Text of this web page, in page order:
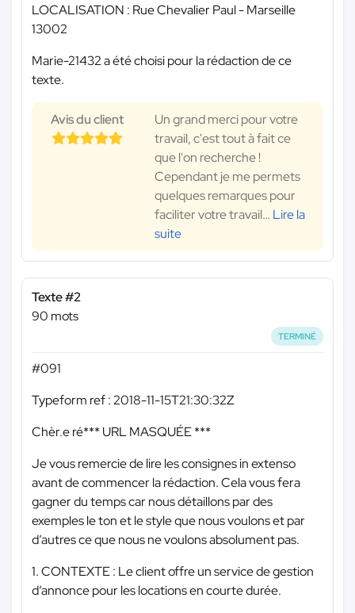
LOCALISATION : Rue Chevalier Paul - Marseille
13002
Marie-21432 a été choisi pour la rédaction de ce
texte.
Avis du client
Un grand merci pour votre
travail, c'est tout à fait ce
que l'on recherche !
Cependant je me permets
quelques remarques pour
faciliter votre travail… Lire la
suite
Texte #2
90 mots
TERMINÉ
#091
Typeform ref : 2018-11-15T21:30:32Z
Chèr.e ré*** URL MASQUÉE ***
Je vous remercie de lire les consignes in extenso
avant de commencer la rédaction. Cela vous fera
gagner du temps car nous détaillons par des
exemples le ton et le style que nous voulons et par
d’autres ce que nous ne voulons absolument pas.
1. CONTEXTE : Le client offre un service de gestion
d’annonce pour les locations en courte durée.